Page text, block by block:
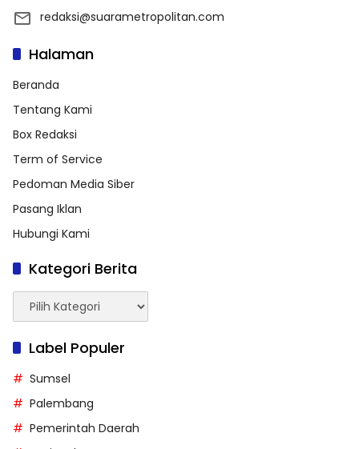
redaksi@suarametropolitan.com
Halaman
Beranda
Tentang Kami
Box Redaksi
Term of Service
Pedoman Media Siber
Pasang Iklan
Hubungi Kami
Kategori Berita
Kategori
Berita
Label Populer
Sumsel
Palembang
Pemerintah Daerah